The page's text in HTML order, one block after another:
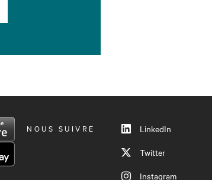
NOUS SUIVRE
LinkedIn
Twitter
Instagram